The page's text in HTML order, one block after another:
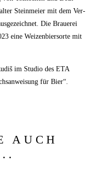
Stein­mei­er mit dem Ver­
Die Braue­rei
eine Wei­zen­bier­sor­te mit
im Stu­dio des ETA
für Bier“.
AUCH